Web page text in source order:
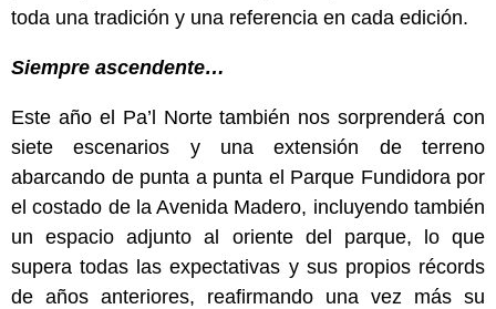
toda una tradición y una referencia en cada edición.
Siempre ascendente…
Este año el Pa’l Norte también nos sorprenderá con
siete escenarios y una extensión de terreno
abarcando de punta a punta el Parque Fundidora por
el costado de la Avenida Madero, incluyendo también
un espacio adjunto al oriente del parque, lo que
supera todas las expectativas y sus propios récords
de años anteriores, reafirmando una vez más su